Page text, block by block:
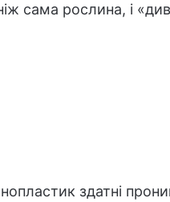
сама рослина, і
здатні